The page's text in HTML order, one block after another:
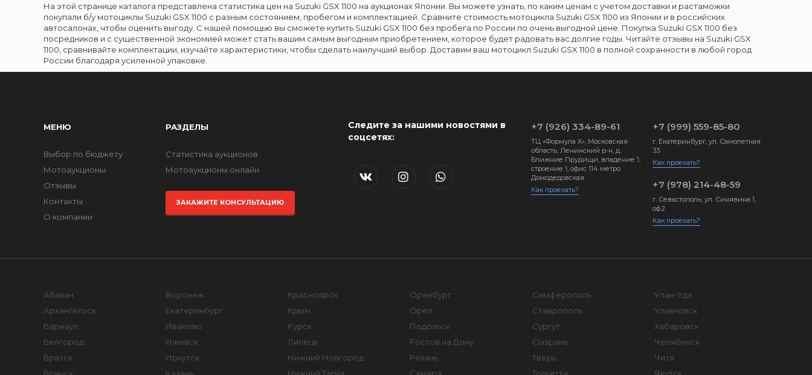
На этой странице каталога представлена статистика цен на Suzuki GSX 1100 на аукционах Японии. Вы можете узнать, по каким ценам с учетом доставки и растаможки
покупали б/у мотоциклы Suzuki GSX 1100 с разным состоянием, пробегом и комплектацией. Сравните стоимость мотоцикла Suzuki GSX 1100 из Японии и в российских
автосалонах, чтобы оценить выгоду. С нашей помощью вы сможете купить Suzuki GSX 1100 без пробега по России по очень выгодной цене. Покупка Suzuki GSX 1100 без
посредников и с существенной экономией может стать вашим самым выгодным приобретением, которое будет радовать вас долгие годы. Читайте отзывы на Suzuki GSX
1100, сравнивайте комплектации, изучайте характеристики, чтобы сделать наилучший выбор. Доставим ваш мотоцикл Suzuki GSX 1100 в полной сохранности в любой город
России благодаря усиленной упаковке.
МЕНЮ
Выбор по бюджету
Мотоаукционы
Отзывы
Контакты
О компании
РАЗДЕЛЫ
Статистика аукционов
Мотоаукционы онлайн
ЗАКАЖИТЕ КОНСУЛЬТАЦИЮ
Следите за нашими новостями в
соцсетях:
+7 (926) 334-89-61
ТЦ «Формула X», Московская
область, Ленинский р-н, д.
Ближние Прудищи, владение 1,
строение 1, офис 114 метро
Домодедовская
Как проехать?
+7 (999) 559-85-80
г. Екатеринбург, ул. Самолетная
33
Как проехать?
+7 (978) 214-48-59
г. Севастополь, ул. Синявина 1,
оф.2
Как проехать?
Абакан
Архангельск
Барнаул
Белгород
Братск
Брянск
Воронеж
Екатеринбург
Иваново
Ижевск
Иркутск
Казань
Красноярск
Крым
Курск
Липецк
Нижний Новгород
Нижний Тагил
Оренбург
Орёл
Подольск
Ростов на Дону
Рязань
Самара
Симферополь
Ставрополь
Сургут
Сызрань
Тверь
Тольятти
Улан-Удэ
Ульяновск
Хабаровск
Челябинск
Чита
Якутск